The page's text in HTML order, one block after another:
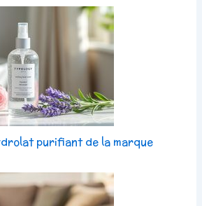
purifiant de la marque